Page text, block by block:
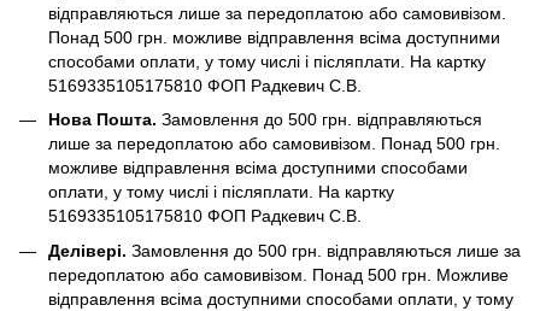
відправляються лише за передоплатою або самовивізом.
Понад 500 грн. можливе відправлення всіма доступними
способами оплати, у тому числі і післяплати. На картку
5169335105175810 ФОП Радкевич С.В.
Нова Пошта. Замовлення до 500 грн. відправляються
лише за передоплатою або самовивізом. Понад 500 грн.
можливе відправлення всіма доступними способами
оплати, у тому числі і післяплати. На картку
5169335105175810 ФОП Радкевич С.В.
Делівері. Замовлення до 500 грн. відправляються лише за
передоплатою або самовивізом. Понад 500 грн. Можливе
відправлення всіма доступними способами оплати, у тому